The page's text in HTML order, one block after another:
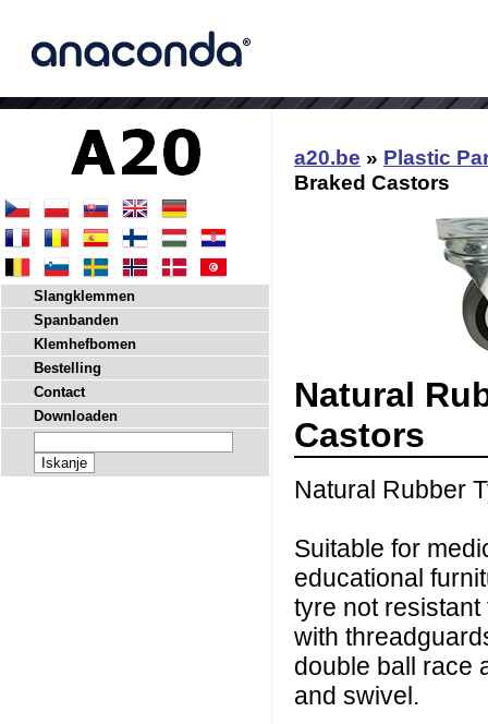
a20.be » Plastic
Braked Castors
Natural
Castors
Natural Rubber
Suitable for
educational
tyre not
with
double ball race
and swivel.
Slangklemmen
Spanbanden
Klemhefbomen
Bestelling
Contact
Downloaden